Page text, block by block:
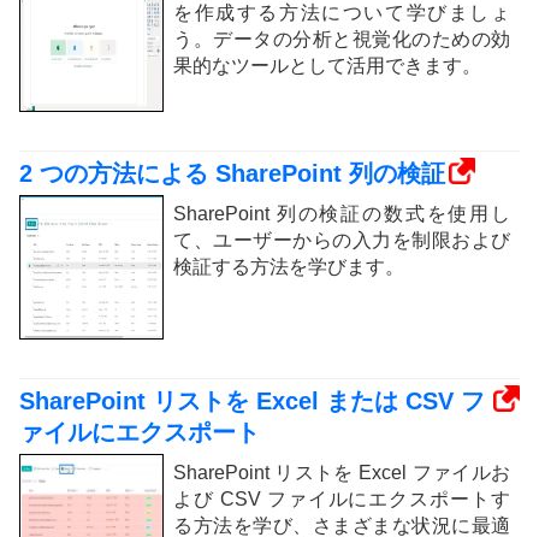
を作成する方法について学びましょ
う。データの分析と視覚化のための効
果的なツールとして活用できます。
2 つの方法による SharePoint 列の検証
SharePoint 列の検証の数式を使用し
て、ユーザーからの入力を制限および
検証する方法を学びます。
SharePoint リストを Excel または CSV フ
ァイルにエクスポート
SharePoint リストを Excel ファイルお
よび CSV ファイルにエクスポートす
る方法を学び、さまざまな状況に最適